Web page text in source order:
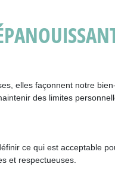
elles façonnent notre
des limites
ce qui est acceptable
et respectueuses.